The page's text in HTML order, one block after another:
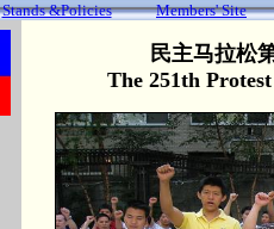
Stands &Policies
Members' Site
民主马拉松
The 251th